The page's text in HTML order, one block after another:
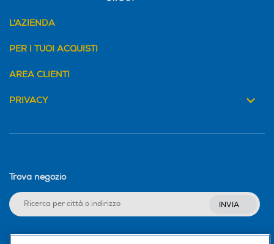
L'AZIENDA
PER I TUOI ACQUISTI
AREA CLIENTI
PRIVACY
Trova negozio
INVIA